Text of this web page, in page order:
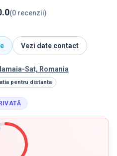
(0 recenzii)
Vezi date contact
Sat, Romania
pentru distanta